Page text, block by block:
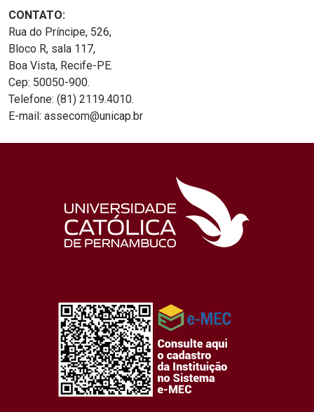
CONTATO:
Rua do Príncipe, 526,
Bloco R, sala 117,
Boa Vista, Recife-PE.
Cep: 50050-900.
Telefone: (81) 2119.4010.
E-mail: assecom@unicap.br